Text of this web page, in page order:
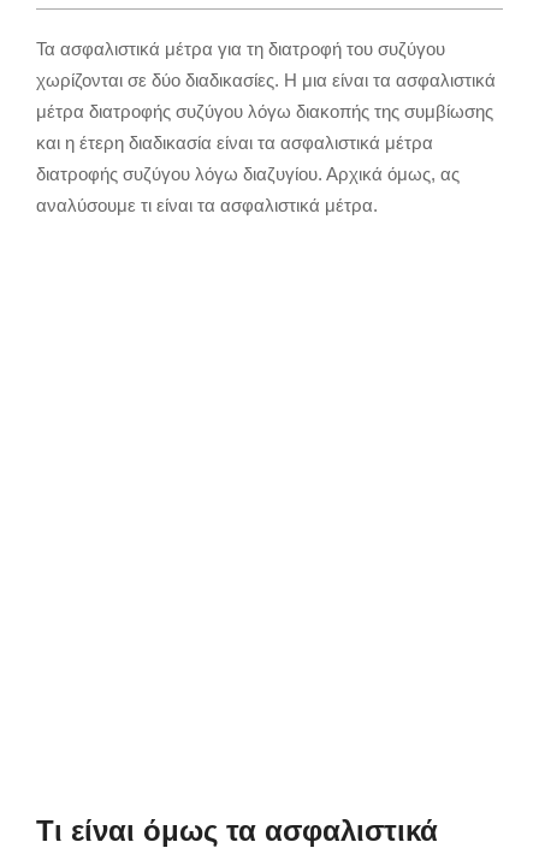
Τα ασφαλιστικά μέτρα για τη διατροφή του συζύγου
χωρίζονται σε δύο διαδικασίες. Η μια είναι τα ασφαλιστικά
μέτρα διατροφής συζύγου λόγω διακοπής της συμβίωσης
και η έτερη διαδικασία είναι τα ασφαλιστικά μέτρα
διατροφής συζύγου λόγω διαζυγίου. Αρχικά όμως, ας
αναλύσουμε τι είναι τα ασφαλιστικά μέτρα.
Τι είναι όμως τα ασφαλιστικά